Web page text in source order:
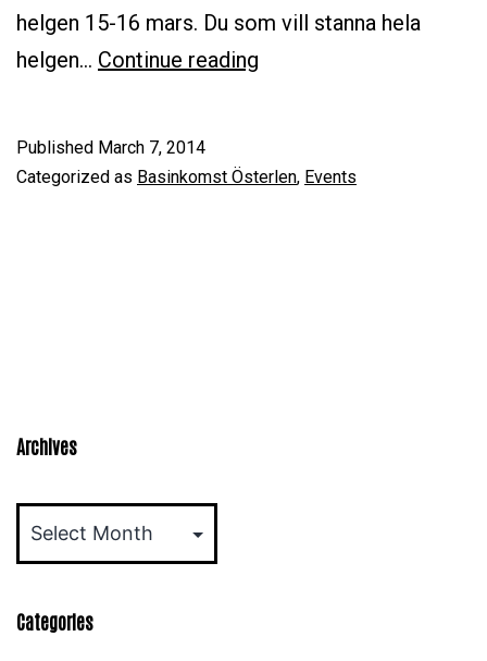
helgen 15-16 mars. Du som vill stanna hela
helgen… Continue reading
till
Published March 7, 2014
Categorized as Basinkomst Österlen, Events
Archives
Categories